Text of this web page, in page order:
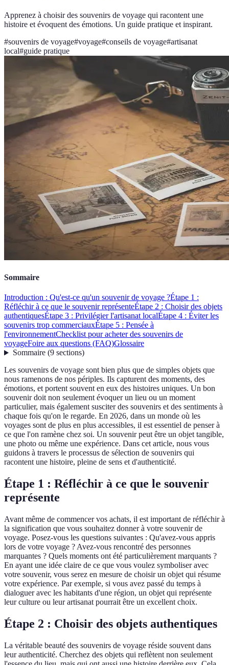
Apprenez à choisir des souvenirs de voyage qui racontent une
histoire et évoquent des émotions. Un guide pratique et inspirant.
#souvenirs de voyage#voyage#conseils de voyage#artisanat
local#guide pratique
Sommaire
Introduction : Qu'est-ce qu'un souvenir de voyage ?Étape 1 :
Réfléchir à ce que le souvenir représenteÉtape 2 : Choisir des objets
authentiquesÉtape 3 : Privilégier l'artisanat localÉtape 4 : Éviter les
souvenirs trop commerciauxÉtape 5 : Pensée à
l'environnementChecklist pour acheter des souvenirs de
voyageFoire aux questions (FAQ)Glossaire
Sommaire(9 sections)
Les souvenirs de voyage sont bien plus que de simples objets que
nous ramenons de nos périples. Ils capturent des moments, des
émotions, et portent souvent en eux des histoires uniques. Un bon
souvenir doit non seulement évoquer un lieu ou un moment
particulier, mais également susciter des souvenirs et des sentiments à
chaque fois qu'on le regarde. En 2026, dans un monde où les
voyages sont de plus en plus accessibles, il est essentiel de penser à
ce que l'on ramène chez soi. Un souvenir peut être un objet tangible,
une photo ou même une expérience. Dans cet article, nous vous
guidons à travers le processus de sélection de souvenirs qui
racontent une histoire, pleine de sens et d'authenticité.
Étape 1 : Réfléchir à ce que le souvenir
représente
Avant même de commencer vos achats, il est important de réfléchir à
la signification que vous souhaitez donner à votre souvenir de
voyage. Posez-vous les questions suivantes : Qu'avez-vous appris
lors de votre voyage ? Avez-vous rencontré des personnes
marquantes ? Quels moments ont été particulièrement marquants ?
En ayant une idée claire de ce que vous voulez symboliser avec
votre souvenir, vous serez en mesure de choisir un objet qui résume
votre expérience. Par exemple, si vous avez passé du temps à
dialoguer avec les habitants d'une région, un objet qui représente
leur culture ou leur artisanat pourrait être un excellent choix.
Étape 2 : Choisir des objets authentiques
La véritable beauté des souvenirs de voyage réside souvent dans
leur authenticité. Cherchez des objets qui reflètent non seulement